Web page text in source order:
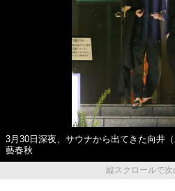
3月30日深夜、サウナから出てきた向井
藝春秋
縦スクロールで次